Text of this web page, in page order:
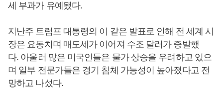
세 부과가 유예됐다.
지난주 트럼프 대통령의 이 같은 발표로 인해 전 세계 시
장은 요동치며 매도세가 이어져 수조 달러가 증발했
다. 아울러 많은 미국인들은 물가 상승을 우려하고 있으
며 일부 전문가들은 경기 침체 가능성이 높아졌다고 전
망하고 나섰다.